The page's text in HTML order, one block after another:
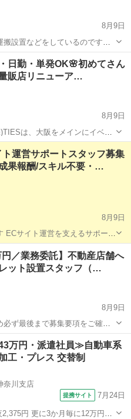
8月9日
設置などをしているのです
頂ける方を募集しています！
していたりトレーニングに興
募集しています！ ...
その他 フィットネス
日勤・単発OK🌸初めてさん
販店リニューア…
8月9日
・商業施設・学校などの家具
その他 スタッフ
ト運営サポートスタッフ募集
果報酬/スキル不要・…
8月9日
ECサイト運営を支えるサポート
験や資格は必要ありません。 マ
未経験の方でも安心してスター
フ
／業務委託】不動産店舗へ
ット設置スタッフ（…
8月9日
ず最後まで募集要項をご確認
ただくお仕事です。 会社の
フ
万円・派遣社員≫自動車系
工・プレス 交替制
奈川支店
提携サイト 7月24日
に12万円の